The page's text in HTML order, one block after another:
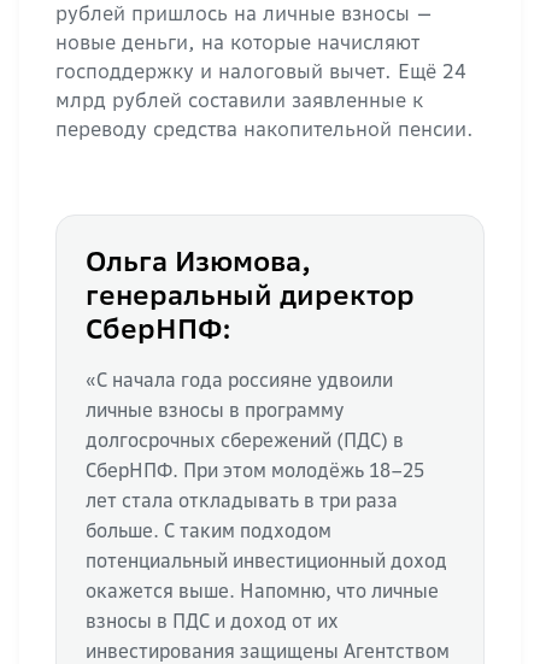
рублей пришлось на личные взносы —
новые деньги, на которые начисляют
господдержку и налоговый вычет. Ещё 24
млрд рублей составили заявленные к
переводу средства накопительной пенсии.
Ольга Изюмова,
генеральный директор
СберНПФ:
«С начала года россияне удвоили
личные взносы в программу
долгосрочных сбережений (ПДС) в
СберНПФ. При этом молодёжь 18–25
лет стала откладывать в три раза
больше. С таким подходом
потенциальный инвестиционный доход
окажется выше. Напомню, что личные
взносы в ПДС и доход от их
инвестирования защищены Агентством